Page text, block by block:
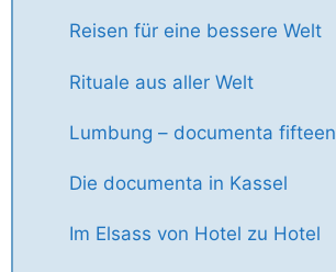
Reisen für eine bessere Welt
Rituale aus aller Welt
Lumbung – documenta fifteen
Die documenta in Kassel
Im Elsass von Hotel zu Hotel